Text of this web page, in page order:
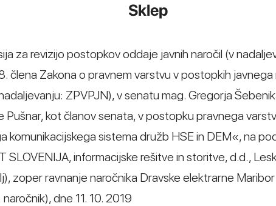
Sklep
za revizijo postopkov oddaje javnih naročil (v
člena Zakona o pravnem varstvu v postopkih
ZPVPJN), v senatu mag. Gregorja
Pušnar, kot članov senata, v postopku pravnega
komunikacijskega sistema družb HSE in DEM«, na
SLOVENIJA, informacijske rešitve in storitve, d.d.,
zoper ravnanje naročnika Dravske elektrarne
dne 11. 10. 2019